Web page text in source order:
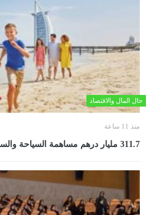
حال المال والاقتصاد
منذ 11 ساعة
311.7 مليار درهم مساهمة السياحة والسفر باقتصاد الإمارات 2036